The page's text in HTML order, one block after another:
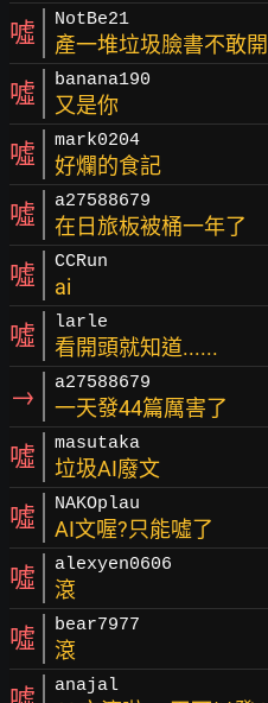
噓 NotBe21
產一堆垃圾臉書不敢
噓 banana190
又是你
噓 mark0204
好爛的食記
噓 a27588679
在日旅板被桶一年了
噓 CCRun
ai
噓 larle
看開頭就知道......
→ a27588679
一天發44篇厲害了
噓 masutaka
垃圾AI廢文
噓 NAKOplau
AI文喔?只能噓了
噓 alexyen0606
滾
噓 bear7977
滾
anajal